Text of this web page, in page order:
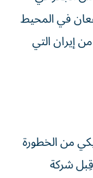
في المحيط
إيران التي
من الخطورة
شركة